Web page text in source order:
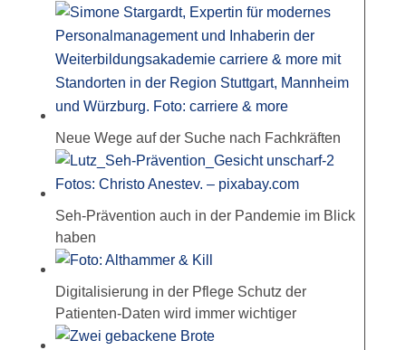
Neue Wege auf der Suche nach Fachkräften
Seh-Prävention auch in der Pandemie im Blick
haben
Digitalisierung in der Pflege Schutz der
Patienten-Daten wird immer wichtiger